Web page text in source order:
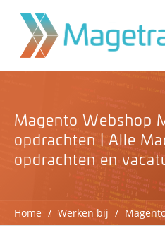
Magento Webshop
opdrachten | Alle
opdrachten en
Home / Werken bij /